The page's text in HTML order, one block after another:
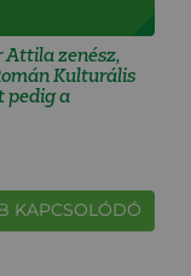
Attila zenész,
Kulturális
pedig a
KAPCSOLÓDÓ